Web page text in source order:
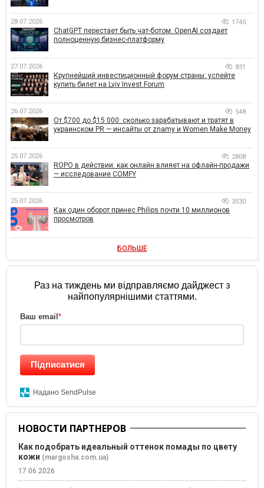
28.07.2026 1745
ChatGPT перестает быть чат-ботом. OpenAI создает
полноценную бизнес-платформу
27.07.2026 831
Крупнейший инвестиционный форум страны: успейте
купить билет на Lviv Invest Forum
26.07.2026 548
От $700 до $15 000: сколько зарабатывают и тратят в
украинском PR — инсайты от znamy и Women Make Money
25.07.2026 2808
ROPO в действии: как онлайн влияет на офлайн-продажи
— исследование COMFY
25.07.2026 3530
Как один оборот принес Philips почти 10 миллионов
просмотров
БОЛЬШЕ
Раз на тиждень ми відправляємо дайджест з
найпопулярнішими статтями.
Ваш email *
Підписатися
Надано SendPulse
НОВОСТИ ПАРТНЕРОВ
Как подобрать идеальный оттенок помады по цвету
кожи (margosha.com.ua)
17.06.2026